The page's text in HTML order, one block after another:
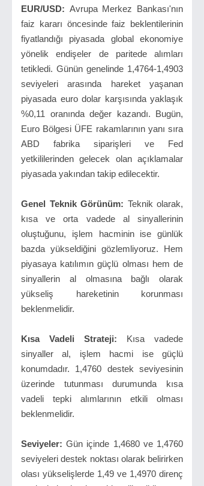
EUR/USD: Avrupa Merkez Bankası'nın
faiz kararı öncesinde faiz beklentilerinin
fiyatlandığı piyasada global ekonomiye
yönelik endişeler de paritede alımları
tetikledi. Günün genelinde 1,4764-1,4903
seviyeleri arasında hareket yaşanan
piyasada euro dolar karşısında yaklaşık
%0,11 oranında değer kazandı. Bugün,
Euro Bölgesi ÜFE rakamlarının yanı sıra
ABD fabrika siparişleri ve Fed
yetkililerinden gelecek olan açıklamalar
piyasada yakından takip edilecektir.
Genel Teknik Görünüm: Teknik olarak,
kısa ve orta vadede al sinyallerinin
oluştuğunu, işlem hacminin ise günlük
bazda yükseldiğini gözlemliyoruz. Hem
piyasaya katılımın güçlü olması hem de
sinyallerin al olmasına bağlı olarak
yükseliş hareketinin korunması
beklenmelidir.
Kısa Vadeli Strateji: Kısa vadede
sinyaller al, işlem hacmi ise güçlü
konumdadır. 1,4760 destek seviyesinin
üzerinde tutunması durumunda kısa
vadeli tepki alımlarının etkili olması
beklenmelidir.
Seviyeler: Gün içinde 1,4680 ve 1,4760
seviyeleri destek noktası olarak belirirken
olası yükselişlerde 1,49 ve 1,4970 direnç